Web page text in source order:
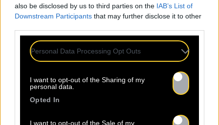
also be disclosed by us to third parties on the IAB’s List of
Downstream Participants that may further disclose it to other
Personal Data Processing Opt Outs
I want to opt-out of the Sharing of my
personal data.
Opted In
I want to opt-out of the Sale of my
RETROUVEZ NOS